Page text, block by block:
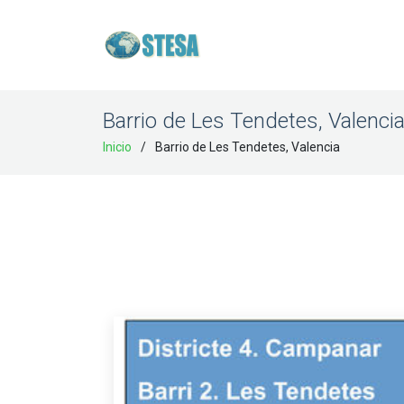
Barrio de Les Tendetes, Valencia
Inicio Barrio de Les Tendetes, Valencia